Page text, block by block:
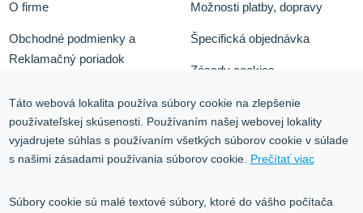
O firme
Obchodné podmienky a
Reklamačný poriadok
Služby
Kontakt
Možnosti platby, dopravy
Špecifická objednávka
Zásady cookies
Ochrana osobných údajov
Blog
Kontakt
Táto webová lokalita používa súbory cookie na zlepšenie
používateľskej skúsenosti. Používaním našej webovej lokality
vyjadrujete súhlas s používaním všetkých súborov cookie v súlade
s našimi zásadami používania súborov cookie. Prečítať viac
Súbory cookie sú malé textové súbory, ktoré do vášho počítača